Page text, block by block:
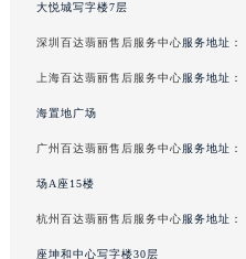
大悦城写字楼7层
深圳百达翡丽售后服务中心服务地址：
上海百达翡丽售后服务中心服务地址：
海置地广场
广州百达翡丽售后服务中心服务地址：
场A座15楼
杭州百达翡丽售后服务中心服务地址：
座坤和中心写字楼30层